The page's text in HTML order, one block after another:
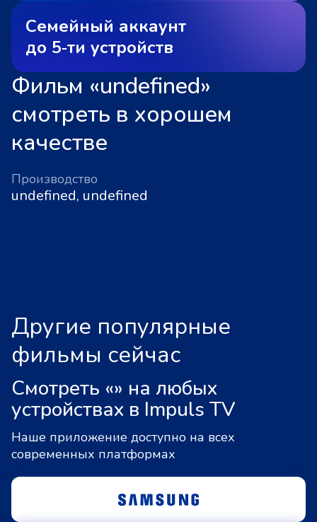
Семейный аккаунт
до 5‑ти устройств
Фильм «undefined»
смотреть в хорошем
качестве
Производство
undefined, undefined
Другие популярные
фильмы сейчас
Смотреть «» на любых
устройствах в Impuls TV
Наше приложение доступно на всех
современных платформах